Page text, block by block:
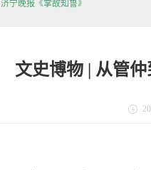
济宁晚报《掌故知鲁》
文史博物 | 从管